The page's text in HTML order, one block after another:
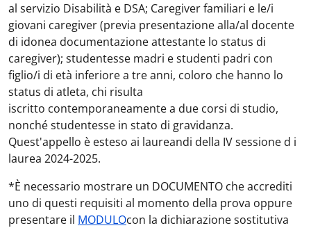
al servizio Disabilità e DSA; Caregiver familiari e le/i
giovani caregiver (previa presentazione alla/al docente
di idonea documentazione attestante lo status di
caregiver); studentesse madri e studenti padri con
figlio/i di età inferiore a tre anni, coloro che hanno lo
status di atleta, chi risulta
iscritto contemporaneamente a due corsi di studio,
nonché studentesse in stato di gravidanza.
Quest'appello è esteso ai laureandi della IV sessione d i
laurea 2024-2025.
*È necessario mostrare un DOCUMENTO che accrediti
uno di questi requisiti al momento della prova oppure
presentare il MODULOcon la dichiarazione sostitutiva